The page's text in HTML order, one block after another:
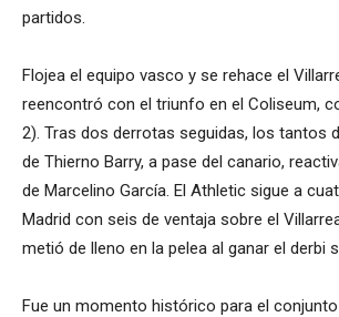
partidos.
Flojea el equipo vasco y se rehace el
reencontró con el triunfo en el Coliseum,
2). Tras dos derrotas seguidas, los tantos
de Thierno Barry, a pase del canario,
de Marcelino García. El Athletic sigue a
Madrid con seis de ventaja sobre el
metió de lleno en la pelea al ganar el derbi
Fue un momento histórico para el